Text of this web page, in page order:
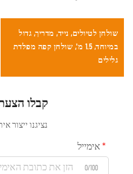
שולחן לטיולים, נייד, מדריך, גדול
במיוחד, 1.5 מ', שולחן קפה מפלדת
גלילים
קבלו
נציגנו ייצור
אימייל
0/100